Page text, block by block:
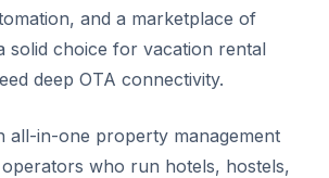
and a marketplace of
solid choice for vacation rental
deep OTA connectivity.
all-in-one property management
who run hotels, hostels,